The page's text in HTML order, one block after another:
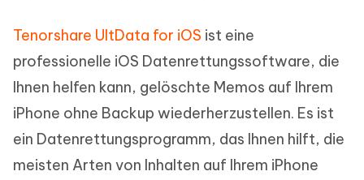
Tenorshare UltData for iOS ist eine
professionelle iOS Datenrettungssoftware, die
Ihnen helfen kann, gelöschte Memos auf Ihrem
iPhone ohne Backup wiederherzustellen. Es ist
ein Datenrettungsprogramm, das Ihnen hilft, die
meisten Arten von Inhalten auf Ihrem iPhone